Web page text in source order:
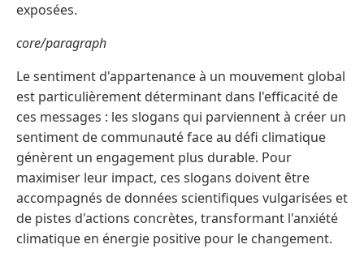
exposées.
core/paragraph
Le sentiment d'appartenance à un mouvement global
est particulièrement déterminant dans l'efficacité de
ces messages : les slogans qui parviennent à créer un
sentiment de communauté face au défi climatique
génèrent un engagement plus durable. Pour
maximiser leur impact, ces slogans doivent être
accompagnés de données scientifiques vulgarisées et
de pistes d'actions concrètes, transformant l'anxiété
climatique en énergie positive pour le changement.